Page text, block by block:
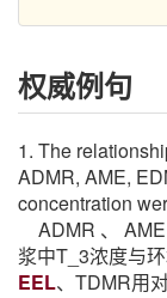
权威例句
1. The
ADMR, AME,
concentration
ADMR 、 AME
浆中T_3浓度与
EEL、TDMR用